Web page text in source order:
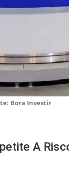
Bora Investir
A